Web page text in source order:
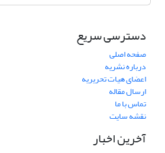
دسترسی سریع
صفحه اصلی
درباره نشریه
اعضای هیات تحریریه
ارسال مقاله
تماس با ما
نقشه سایت
آخرین اخبار